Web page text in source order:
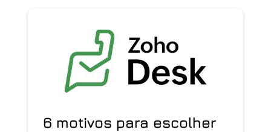
6 motivos para escolher